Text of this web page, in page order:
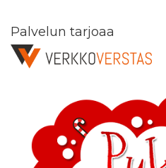
Palvelun tarjoaa